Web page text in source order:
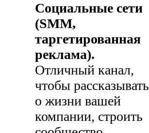
Социальные сети
(SMM,
таргетированная
реклама).
Отличный канал,
чтобы рассказывать
о жизни вашей
компании, строить